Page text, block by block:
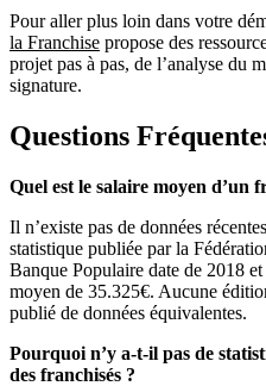
Pour aller plus loin dans votre
la Franchise propose des
projet pas à pas, de l’analyse du
signature.
Questions
Quel est le salaire moyen d’un
Il n’existe pas de données
statistique publiée par la
Banque Populaire date de 2018
moyen de 35.325€. Aucune
publié de données équivalentes.
Pourquoi n’y a-t-il pas de
des franchisés ?